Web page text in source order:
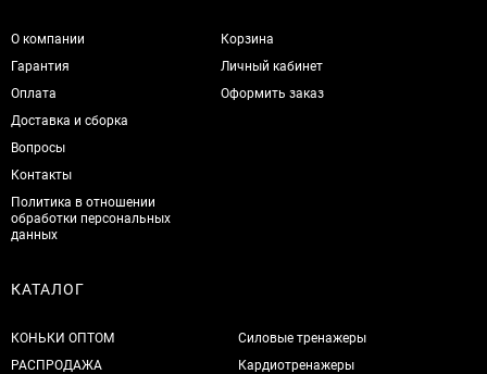
О компании
Гарантия
Оплата
Доставка и сборка
Вопросы
Контакты
Политика в отношении
обработки персональных
данных
Корзина
Личный кабинет
Оформить заказ
КАТАЛОГ
КОНЬКИ ОПТОМ
РАСПРОДАЖА
Силовые тренажеры
Кардиотренажеры